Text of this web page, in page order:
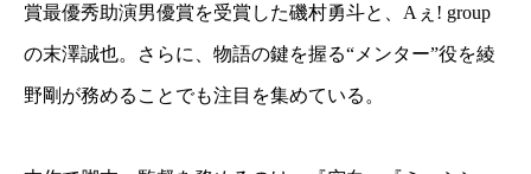
賞最優秀助演男優賞を受賞した磯村勇斗と、Aぇ! group
の末澤誠也。さらに、物語の鍵を握る“メンター”役を綾
野剛が務めることでも注目を集めている。